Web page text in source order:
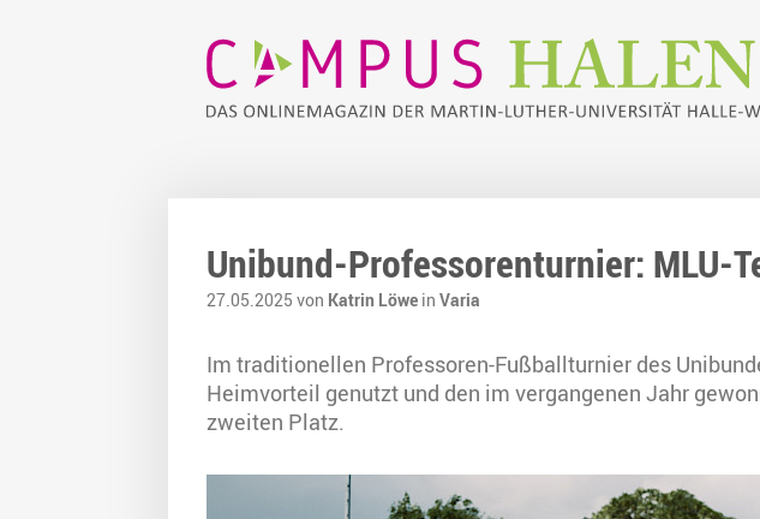
Unibund-Professorenturnier: MLU-
27.05.2025 von Katrin Löwe in Varia
Im traditionellen Professoren-Fußballturnier des
Heimvorteil genutzt und den im vergangenen Jahr
zweiten Platz.